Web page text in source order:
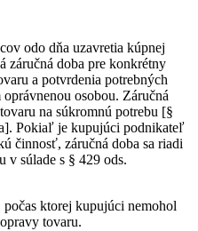
odo dňa uzavretia kúpnej
záručná doba pre konkrétny
a potvrdenia potrebných
osobou. Záručná
na súkromnú potrebu [§
Pokiaľ je kupujúci podnikateľ
činnosť, záručná doba sa riadi
v súlade s § 429 ods.
počas ktorej kupujúci nemohol
tovaru.